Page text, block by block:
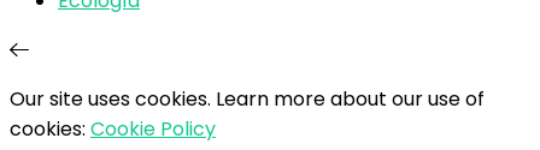
Our site uses cookies. Learn more about our use of
cookies: Cookie Policy